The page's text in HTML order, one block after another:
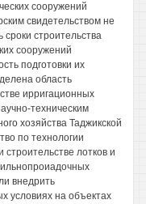
сооружений
свидетельством не
сроки строительства
сооружений
подготовки их
область
ирригационных
техническим
хозяйства Таджикской
по технологии
лотков и
внедрить
условиях на объектах